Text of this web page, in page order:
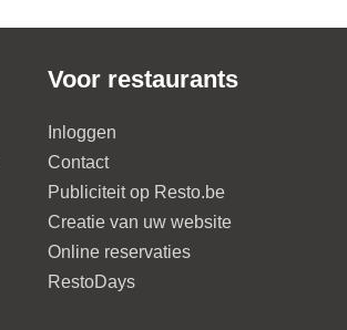
Voor restaurants
Inloggen
Contact
Publiciteit op Resto.be
Creatie van uw website
Online reservaties
RestoDays